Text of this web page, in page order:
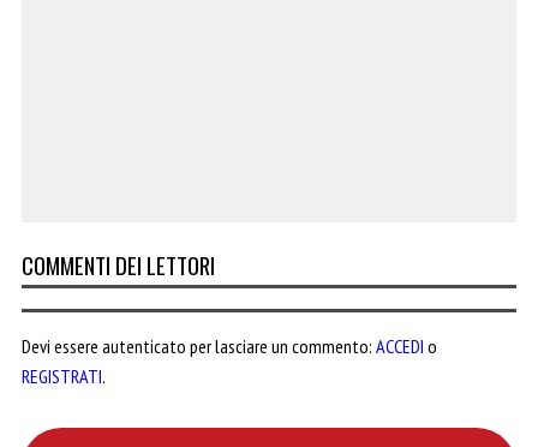
COMMENTI DEI LETTORI
Devi essere autenticato per lasciare un commento: ACCEDI o
REGISTRATI.